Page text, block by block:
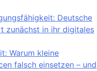
Deutsche
zunächst in ihr digitales
Warum kleine
falsch einsetzen – und